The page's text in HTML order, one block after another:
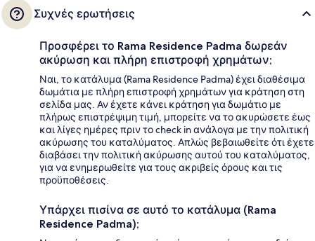
Συχνές ερωτήσεις
Προσφέρει το Rama Residence Padma δωρεάν
ακύρωση και πλήρη επιστροφή χρημάτων;
Ναι, το κατάλυμα (Rama Residence Padma) έχει διαθέσιμα
δωμάτια με πλήρη επιστροφή χρημάτων για κράτηση στη
σελίδα μας. Αν έχετε κάνει κράτηση για δωμάτιο με
πλήρως επιστρέψιμη τιμή, μπορείτε να το ακυρώσετε έως
και λίγες ημέρες πριν το check in ανάλογα με την πολιτική
ακύρωσης του καταλύματος. Απλώς βεβαιωθείτε ότι έχετε
διαβάσει την πολιτική ακύρωσης αυτού του καταλύματος,
για να ενημερωθείτε για τους ακριβείς όρους και τις
προϋποθέσεις.
Υπάρχει πισίνα σε αυτό το κατάλυμα (Rama
Residence Padma);